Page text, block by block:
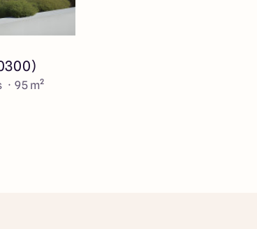
· 95 m²